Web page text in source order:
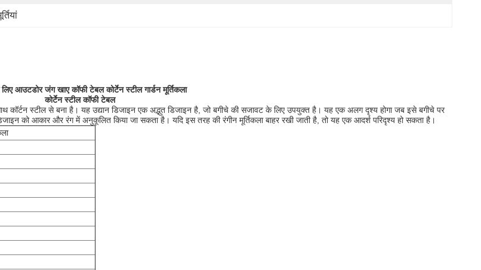
आउटडोर जंग खाए कॉफी टेबल कोर्टेन स्टील गार्डन मूर्तिकला
कोर्टेन स्टील कॉफी टेबल
कॉर्टन स्टील से बना है। यह उद्यान डिजाइन एक अद्भुत डिजाइन है, जो बगीचे की सजावट के लिए उपयुक्त है। यह एक अलग दृश्य होगा जब इसे बगीचे पर
को आकार और रंग में अनुकूलित किया जा सकता है। यदि इस तरह की रंगीन मूर्तिकला बाहर रखी जाती है, तो यह एक आदर्श परिदृश्य हो सकता है।